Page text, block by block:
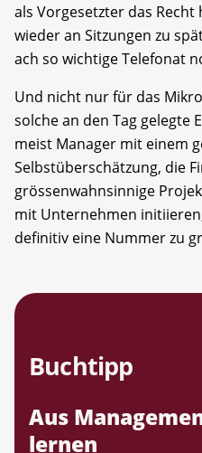
als Vorgesetzter das
wieder an Sitzungen zu
ach so wichtige Telefonat
Und nicht nur für das
solche an den Tag gelegte
meist Manager mit einem
Selbstüberschätzung, die
grössenwahnsinnige
mit Unternehmen
definitiv eine Nummer zu
Buchtipp
Aus
lernen